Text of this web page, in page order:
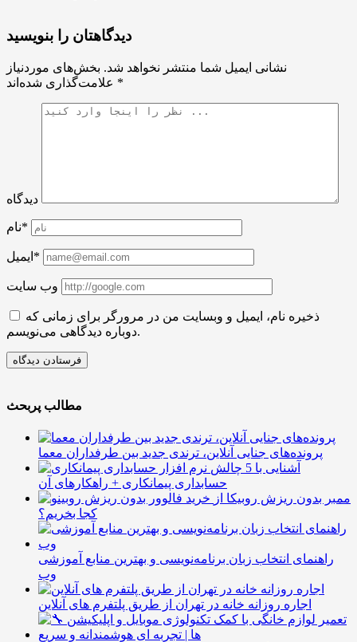
دیدگاهتان را بنویسید
نشانی ایمیل شما منتشر نخواهد شد. بخش‌های موردنیاز
*
دیدگاه
نام*
ایمیل*
وب سایت
ذخیره نام، ایمیل و وبسایت من در مرورگر برای زمانی که
دوباره دیدگاهی می‌نویسم.
مطالب پربحث
پرونده‌های جنایی آنلاین، ترندی جدید بین طرفداران معما
آشنایی با 5 چالش
حسابداری پیمانکاری + راهکارهای آن
ممبر بدون ریزش روبیکا از
کجا بخریم؟
راهنمای انتخاب زبان برنامه‌نویسی و بهترین منابع آموزشی
وب
اجاره روزانه خانه در تهران از طریق پلتفرم های آنلاین